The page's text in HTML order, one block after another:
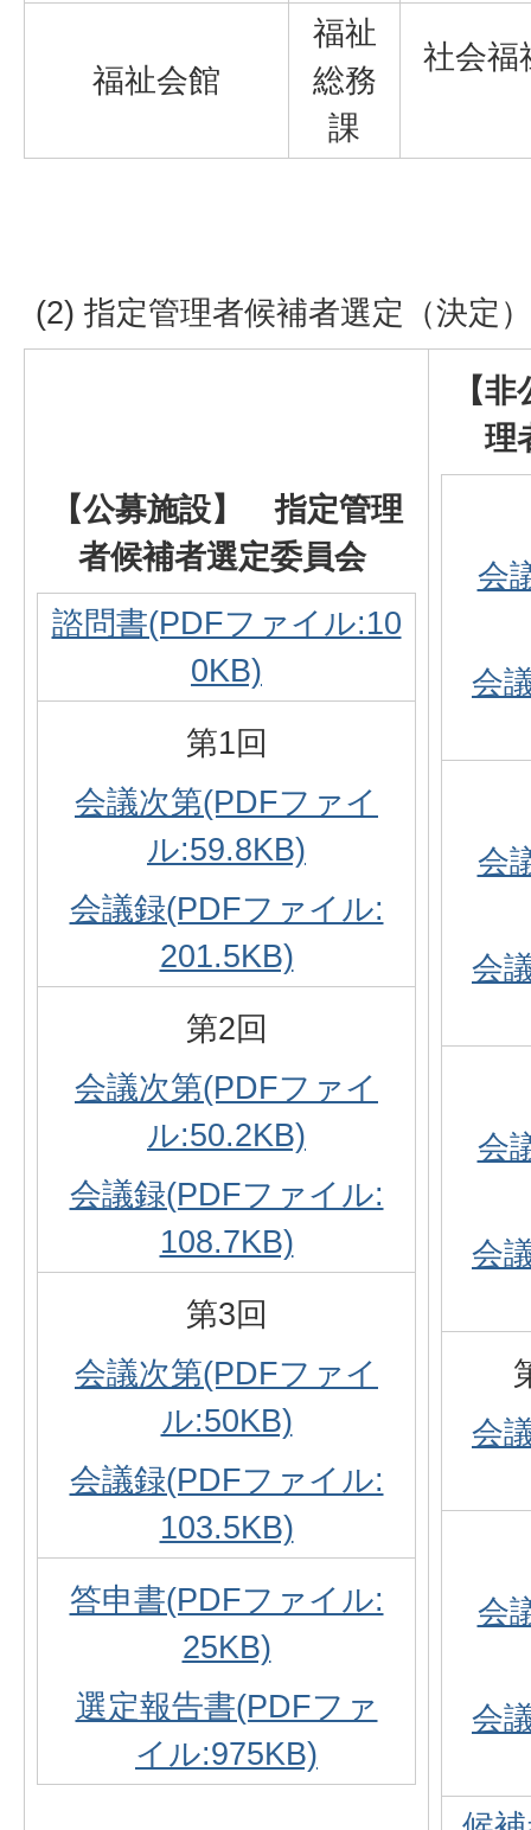
福祉会館
福祉
総務
課
社会福
(2) 指定管理者候補者選定（決定
【公募施設】 指定管理
者候補者選定委員会
諮問書(PDFファイル:10
0KB)
第1回
会議次第(PDFファイ
ル:59.8KB)
会議録(PDFファイル:
201.5KB)
第2回
会議次第(PDFファイ
ル:50.2KB)
会議録(PDFファイル:
108.7KB)
第3回
会議次第(PDFファイ
ル:50KB)
会議録(PDFファイル:
103.5KB)
答申書(PDFファイル:
25KB)
選定報告書(PDFファ
イル:975KB)
【
理
会
会
会
会
会
会
会
会
会